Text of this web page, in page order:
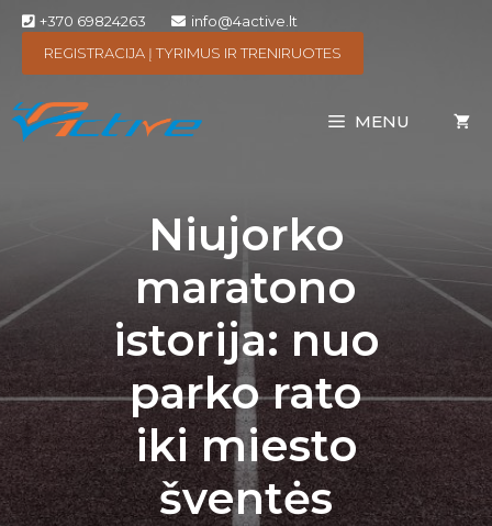
+370 69824263
info@4active.lt
REGISTRACIJA Į TYRIMUS IR TRENIRUOTES
MENU
Niujorko
maratono
istorija: nuo
parko rato
iki miesto
šventės